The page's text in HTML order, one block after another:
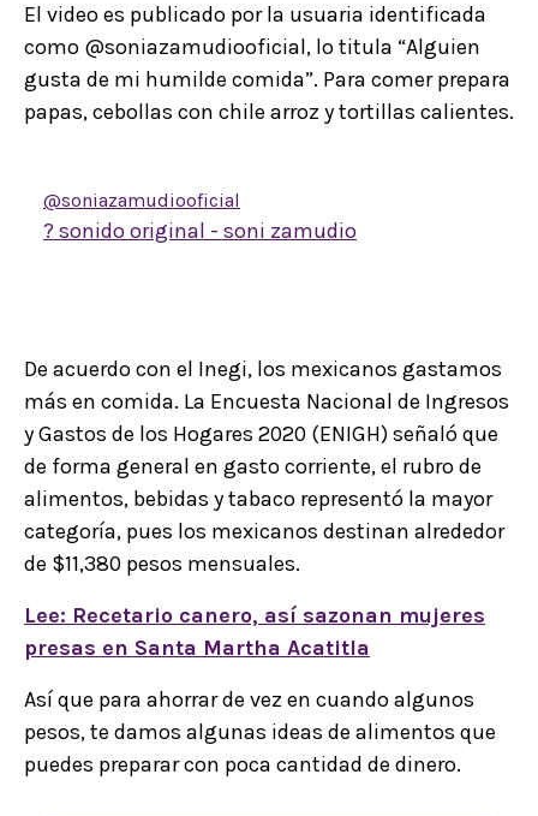
El video es publicado por la usuaria identificada
como @soniazamudiooficial, lo titula “Alguien
gusta de mi humilde comida”. Para comer prepara
papas, cebollas con chile arroz y tortillas calientes.
@soniazamudiooficial
? sonido original - soni zamudio
De acuerdo con el Inegi, los mexicanos gastamos
más en comida. La Encuesta Nacional de Ingresos
y Gastos de los Hogares 2020 (ENIGH) señaló que
de forma general en gasto corriente, el rubro de
alimentos, bebidas y tabaco representó la mayor
categoría, pues los mexicanos destinan alrededor
de $11,380 pesos mensuales.
Lee: Recetario canero, así sazonan mujeres
presas en Santa Martha Acatitla
Así que para ahorrar de vez en cuando algunos
pesos, te damos algunas ideas de alimentos que
puedes preparar con poca cantidad de dinero.